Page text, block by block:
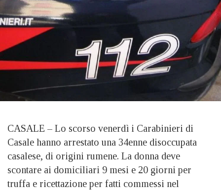
CASALE – Lo scorso venerdì i Carabinieri di
Casale hanno arrestato una 34enne disoccupata
casalese, di origini rumene. La donna deve
scontare ai domiciliari 9 mesi e 20 giorni per
truffa e ricettazione per fatti commessi nel